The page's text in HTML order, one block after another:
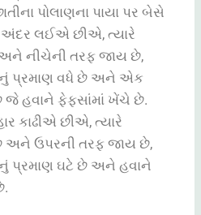
પોલાણના પાયા પર બેસે
અંદર લઈએ છીએ, ત્યારે
નીચેની તરફ જાય છે,
પ્રમાણ વધે છે અને એક
જે હવાને ફેફસાંમાં ખેંચે છે.
કાઢીએ છીએ, ત્યારે
અને ઉપરની તરફ જાય છે,
પ્રમાણ ઘટે છે અને હવાને
.